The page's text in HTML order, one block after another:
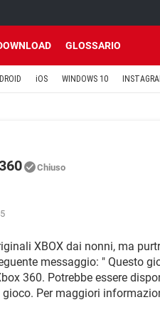
GLOSSARIO
iOS WINDOWS 10
Chiuso
XBOX dai nonni, ma
messaggio: " Questo
360. Potrebbe essere
Per maggiori